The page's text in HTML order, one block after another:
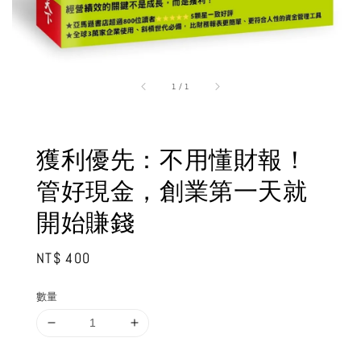
1 / 1
獲利優先：不用懂財報！
管好現金，創業第一天就
開始賺錢
Regular
NT$ 400
數量